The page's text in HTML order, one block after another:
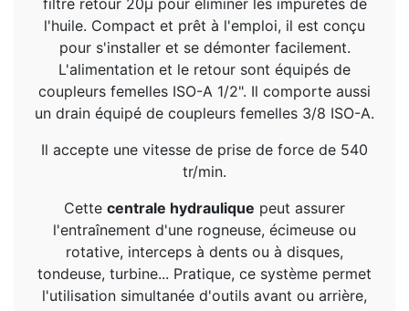
l'huile. Compact et prêt à l'emploi, il est conçu
pour s'installer et se démonter facilement.
L'alimentation et le retour sont équipés de
coupleurs femelles ISO-A 1/2". Il comporte aussi
un drain équipé de coupleurs femelles 3/8 ISO-A.
Il accepte une vitesse de prise de force de 540
tr/min.
Cette centrale hydraulique peut assurer
l'entraînement d'une rogneuse, écimeuse ou
rotative, interceps à dents ou à disques,
tondeuse, turbine... Pratique, ce système permet
l'utilisation simultanée d'outils avant ou arrière,